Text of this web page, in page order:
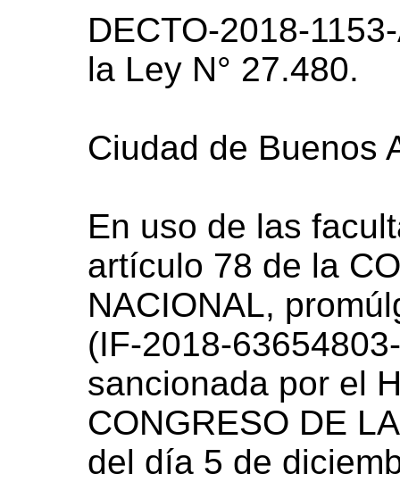
DECTO-2018-
la Ley N° 27.480.
Ciudad de Buenos
En uso de las
artículo 78 de la
NACIONAL,
(IF-2018-
sancionada por el
CONGRESO DE
del día 5 de